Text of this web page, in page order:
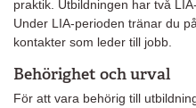
praktik. Utbildningen har två
Under LIA-perioden tränar du
kontakter som leder till jobb.
Behörighet och urval
För att vara behörig till